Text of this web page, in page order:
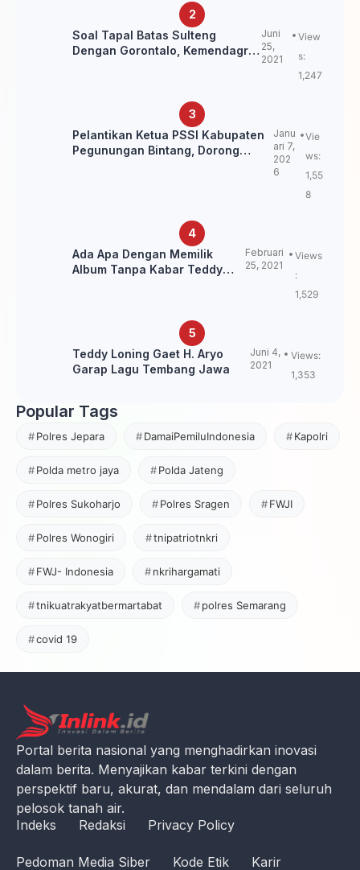
Soal Tapal Batas Sulteng
Dengan Gorontalo, Kemendagri:
Juni
25,
2021
View
s:
1,247
Pelantikan Ketua PSSI Kabupaten
Pegunungan Bintang, Dorong
Janu
ari 7,
202
6
Vie
ws:
1,55
8
Ada Apa Dengan Memilik
Album Tanpa Kabar Teddy
Februari
25, 2021
Views
:
1,529
Teddy Loning Gaet H. Aryo
Garap Lagu Tembang Jawa
Juni 4,
2021
Views:
1,353
Popular Tags
Polres Jepara DamaiPemiluIndonesia Kapolri
Polda metro jaya Polda Jateng
Polres Sukoharjo Polres Sragen FWJI
Polres Wonogiri tnipatriotnkri
FWJ- Indonesia nkrihargamati
tnikuatrakyatbermartabat polres Semarang
covid 19
Portal berita nasional yang menghadirkan inovasi
dalam berita. Menyajikan kabar terkini dengan
perspektif baru, akurat, dan mendalam dari seluruh
pelosok tanah air.
Indeks
Redaksi Privacy Policy
Pedoman Media Siber Kode Etik Karir